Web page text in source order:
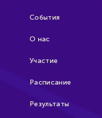
События
О нас
Участие
Расписание
Результаты